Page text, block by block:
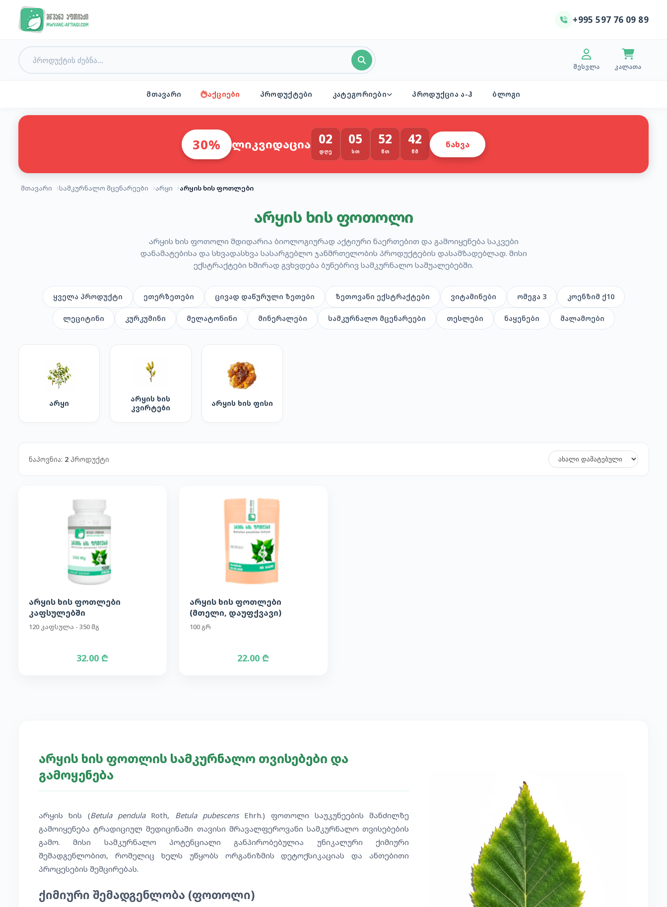
+995 597 76 09 89
შესვლა კალათა
მთავარი აქციები პროდუქტები კატეგორიები პროდუქცია ა-ჰ ბლოგი
30% ლიკვიდაცია 02
ᲓᲦᲔ
05
ᲡᲗ
52
ᲬᲗ
42
ᲬᲛ
ᲜᲐᲮᲕᲐ
მთავარი სამკურნალო მცენარეები არყი არყის ხის ფოთლები
არყის ხის ფოთოლი
არყის ხის ფოთოლი მდიდარია ბიოლოგიურად აქტიური ნაერთებით და გამოიყენება საკვები
დანამატებისა და სხვადასხვა სასარგებლო ჯანმრთელობის პროდუქტების დასამზადებლად. მისი
ექსტრაქტები ხშირად გვხვდება ბუნებრივ სამკურნალო საშუალებებში.
ყველა პროდუქტი ეთერზეთები ცივად დაწურული ზეთები ზეთოვანი ექსტრაქტები ვიტამინები ომეგა 3 კოენზიმ ქ10
ლეციტინი კურკუმინი მელატონინი მინერალები სამკურნალო მცენარეები თესლები ნაყენები მალამოები
არყი
არყის ხის
კვირტები
არყის ხის ფისი
ნაპოვნია: 2 პროდუქტი
არყის ხის ფოთლები
კაფსულებში
120 კაფსულა - 350 მგ
32.00 ₾
არყის ხის ფოთლები
(მთელი, დაუფქვავი)
100 გრ
22.00 ₾
არყის ხის ფოთლის სამკურნალო თვისებები და
გამოყენება
არყის ხის (Betula pendulaRoth, Betula pubescensEhrh.) ფოთოლი საუკუნეების მანძილზე
გამოიყენება ტრადიციულ მედიცინაში თავისი მრავალფეროვანი სამკურნალო თვისებების
გამო. მისი სამკურნალო პოტენციალი განპირობებულია უნიკალური ქიმიური
შემადგენლობით, რომელიც ხელს უწყობს ორგანიზმის დეტოქსიკაციას და ანთებითი
პროცესების შემცირებას.
ქიმიური შემადგენლობა (ფოთოლი)